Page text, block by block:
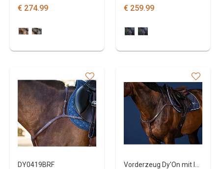
€ 274.99 € 259.99
DY0419BRF